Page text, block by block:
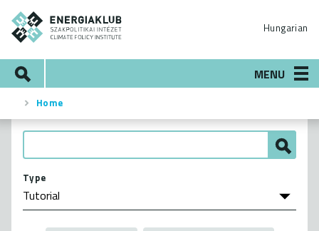
Skip
main
content
Hungarian
MENU
Breadcrumb
Home
Type